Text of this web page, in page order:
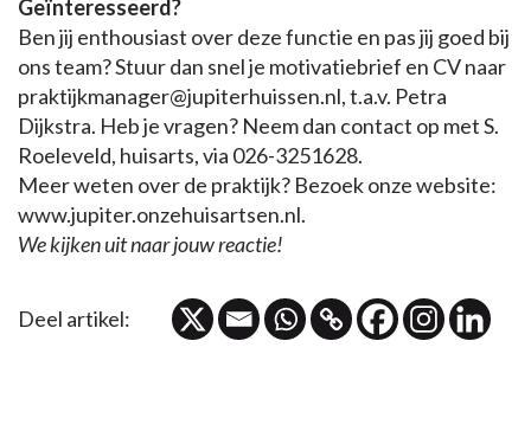
Geïnteresseerd?
Ben jij enthousiast over deze functie en pas jij goed bij
ons team? Stuur dan snel je motivatiebrief en CV naar
praktijkmanager@jupiterhuissen.nl, t.a.v. Petra
Dijkstra. Heb je vragen? Neem dan contact op met S.
Roeleveld, huisarts, via 026-3251628.
Meer weten over de praktijk? Bezoek onze website:
www.jupiter.onzehuisartsen.nl.
We kijken uit naar jouw reactie!
Deel artikel: